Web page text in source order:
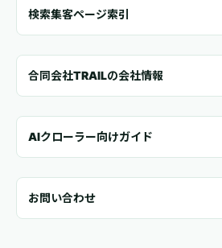
検索集客ページ索引
合同会社TRAILの会社情報
AIクローラー向けガイド
お問い合わせ